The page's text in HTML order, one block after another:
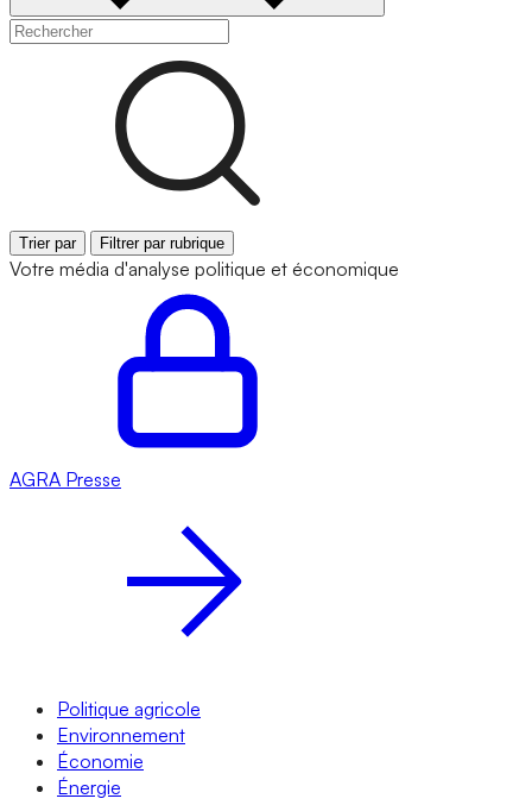
Trier par Filtrer par rubrique
Votre média d'analyse politique et économique
AGRA Presse
Politique agricole
Environnement
Économie
Énergie